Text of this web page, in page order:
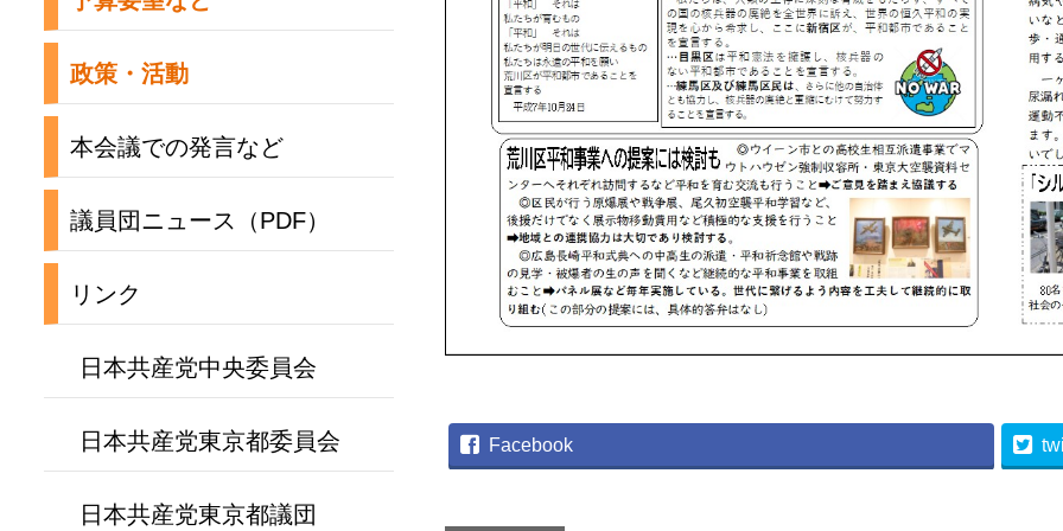
Facebook
政策・活動
本会議での発言など
議員団ニュース（PDF）
リンク
日本共産党中央委員会
日本共産党東京都委員会
日本共産党東京都議団